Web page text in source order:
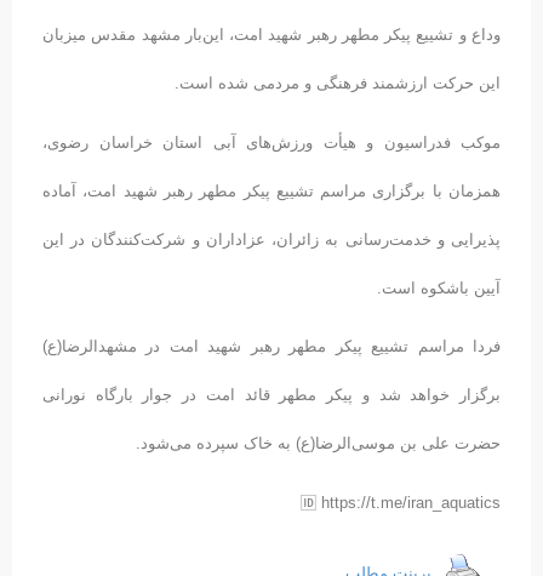
وداع و تشییع پیکر مطهر رهبر شهید امت، این‌بار مشهد مقدس میزبان
این حرکت ارزشمند فرهنگی و مردمی شده است.
موکب فدراسیون و هیأت ورزش‌های آبی استان خراسان رضوی،
همزمان با برگزاری مراسم تشییع پیکر مطهر رهبر شهید امت، آماده
پذیرایی و خدمت‌رسانی به زائران، عزاداران و شرکت‌کنندگان در این
آیین باشکوه است.
فردا مراسم تشییع پیکر مطهر رهبر شهید امت در مشهدالرضا(ع)
برگزار خواهد شد و پیکر مطهر قائد امت در جوار بارگاه نورانی
حضرت علی بن موسی‌الرضا(ع) به خاک سپرده می‌شود.
🆔 https://t.me/iran_aquatics